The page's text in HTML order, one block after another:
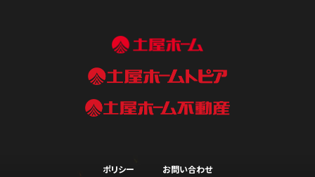
ポリシー お問い合わせ